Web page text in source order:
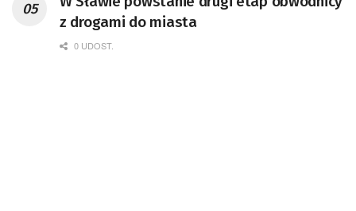
z drogami do miasta
0 UDOST.